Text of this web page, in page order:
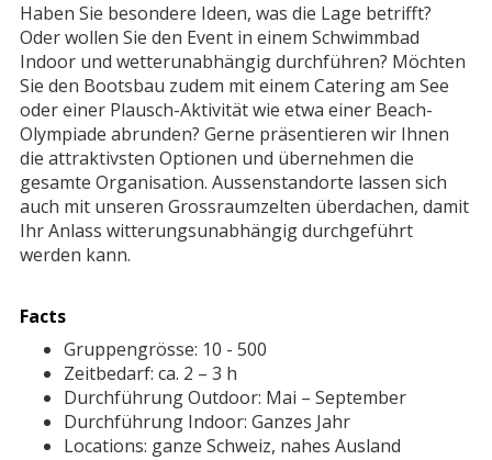
Haben Sie besondere Ideen, was die Lage betrifft?
Oder wollen Sie den Event in einem Schwimmbad
Indoor und wetterunabhängig durchführen? Möchten
Sie den Bootsbau zudem mit einem Catering am See
oder einer Plausch-Aktivität wie etwa einer Beach-
Olympiade abrunden? Gerne präsentieren wir Ihnen
die attraktivsten Optionen und übernehmen die
gesamte Organisation. Aussenstandorte lassen sich
auch mit unseren Grossraumzelten überdachen, damit
Ihr Anlass witterungsunabhängig durchgeführt
werden kann.
Facts
Gruppengrösse: 10 - 500
Zeitbedarf: ca. 2 – 3 h
Durchführung Outdoor: Mai – September
Durchführung Indoor: Ganzes Jahr
Locations: ganze Schweiz, nahes Ausland